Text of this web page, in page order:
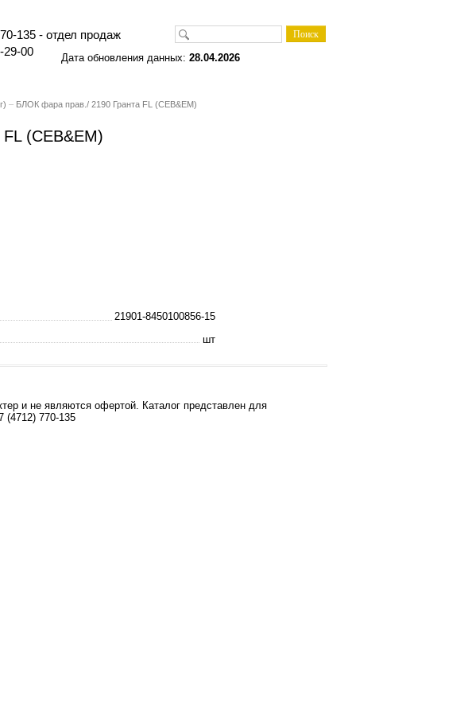
135 - отдел продаж
29-00
Дата обновления данных: 28.04.2026
– БЛОК фара прав./ 2190 Гранта FL (CEB&EM)
(CEB&EM)
21901-8450100856-15
шт
и не являются офертой. Каталог представлен для
(4712) 770-135